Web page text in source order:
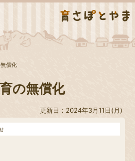
償化
の無償化
更新日：2024年3月11日(月)